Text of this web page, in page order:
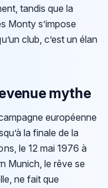
tandis que la
Monty s’impose
club, c’est un élan
mythe
européenne
la finale de la
le 12 mai 1976 à
Munich, le rêve se
ne fait que